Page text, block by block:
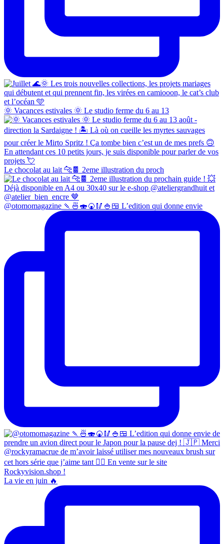
🌞 Vacances estivales 🌞 Le studio ferme du 6 au 13
Le chocolat au lait 🐆🍫 2eme illustration du proch
@otomomagazine 🍡🍜🍣🍘🥢🍚🍱 L’edition qui donne envie
La vie en juin 🔥